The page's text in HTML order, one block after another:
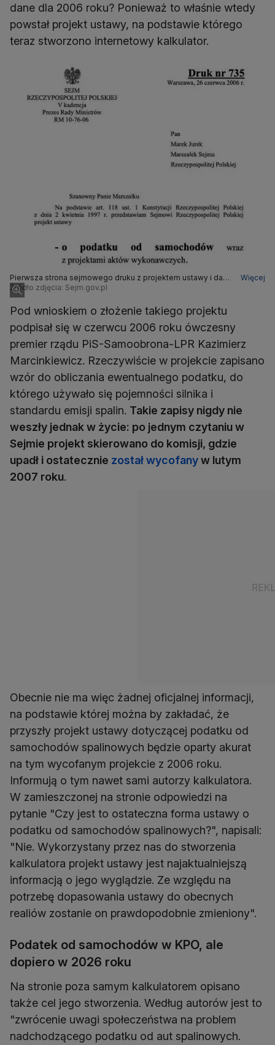
dane dla 2006 roku? Ponieważ to właśnie wtedy
powstał projekt ustawy, na podstawie którego
teraz stworzono internetowy kalkulator.
Pierwsza strona sejmowego druku z projektem ustawy i datą
26 czerwca 2006
Więcej
Źródło zdjęcia: Sejm.gov.pl
Pod wnioskiem o złożenie takiego projektu
podpisał się w czerwcu 2006 roku ówczesny
premier rządu PiS-Samoobrona-LPR Kazimierz
Marcinkiewicz. Rzeczywiście w projekcie zapisano
wzór do obliczania ewentualnego podatku, do
którego używało się pojemności silnika i
standardu emisji spalin. Takie zapisy nigdy nie
weszły jednak w życie: po jednym czytaniu w
Sejmie projekt skierowano do komisji, gdzie
upadł i ostatecznie został wycofanyw lutym
2007 roku.
Obecnie nie ma więc żadnej oficjalnej informacji,
na podstawie której można by zakładać, że
przyszły projekt ustawy dotyczącej podatku od
samochodów spalinowych będzie oparty akurat
na tym wycofanym projekcie z 2006 roku.
Informują o tym nawet sami autorzy kalkulatora.
W zamieszczonej na stronie odpowiedzi na
pytanie "Czy jest to ostateczna forma ustawy o
podatku od samochodów spalinowych?", napisali:
"Nie. Wykorzystany przez nas do stworzenia
kalkulatora projekt ustawy jest najaktualniejszą
informacją o jego wyglądzie. Ze względu na
potrzebę dopasowania ustawy do obecnych
realiów zostanie on prawdopodobnie zmieniony".
Podatek od samochodów w KPO, ale
dopiero w 2026 roku
Na stronie poza samym kalkulatorem opisano
także cel jego stworzenia. Według autorów jest to
"zwrócenie uwagi społeczeństwa na problem
nadchodzącego podatku od aut spalinowych.